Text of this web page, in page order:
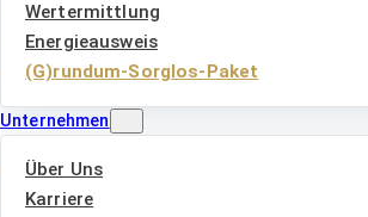
Wertermittlung
Energieausweis
(G)rundum-Sorglos-Paket
Unternehmen
Über Uns
Karriere